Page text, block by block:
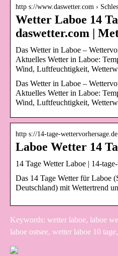
http s://www.daswetter.com ›
Wetter Laboe 14
daswetter.com |
Das Wetter in Laboe –
Aktuelles Wetter in Laboe:
Wind, Luftfeuchtigkeit,
Das Wetter in Laboe –
Aktuelles Wetter in Laboe:
Wind, Luftfeuchtigkeit,
http s://14-tage-
Laboe Wetter 14
14 Tage Wetter Laboe | 14-
Das 14 Tage Wetter für Laboe
Deutschland) mit Wettertrend
Keywords: wetter laboe, laboe
laboe ostsee, wetter laboe 10